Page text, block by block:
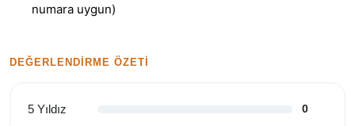
numara uygun)
DEĞERLENDIRME ÖZETI
5 Yıldız 0